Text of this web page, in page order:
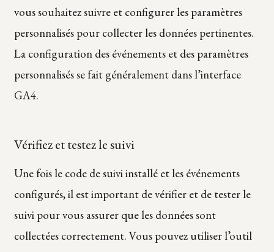
vous souhaitez suivre et configurer les paramètres
personnalisés pour collecter les données pertinentes.
La configuration des événements et des paramètres
personnalisés se fait généralement dans l’interface
GA4.
Vérifiez et testez le suivi
Une fois le code de suivi installé et les événements
configurés, il est important de vérifier et de tester le
suivi pour vous assurer que les données sont
collectées correctement. Vous pouvez utiliser l’outil